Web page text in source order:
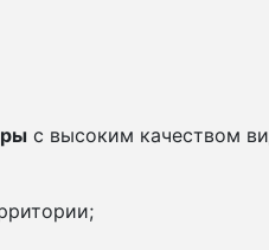
с высоким качеством